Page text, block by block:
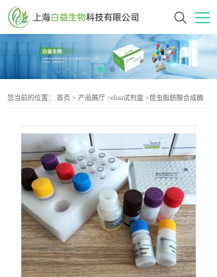
您当前的位置： 首页 > 产品展厅 >elisa试剂盒 > 昆虫脂肪酸合成酶